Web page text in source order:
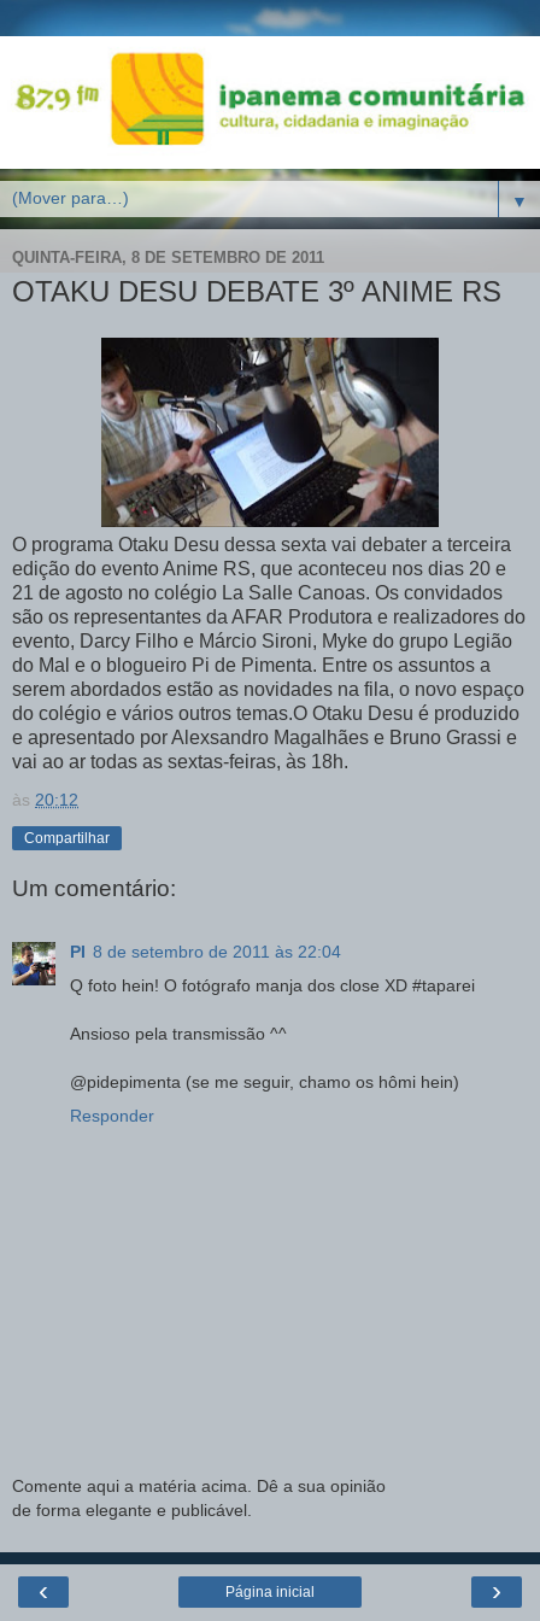
▼
QUINTA-FEIRA, 8 DE SETEMBRO DE 2011
OTAKU DESU DEBATE 3º ANIME RS
O programa Otaku Desu dessa sexta vai debater a terceira
edição do evento Anime RS, que aconteceu nos dias 20 e
21 de agosto no colégio La Salle Canoas. Os convidados
são os representantes da AFAR Produtora e realizadores do
evento, Darcy Filho e Márcio Sironi, Myke do grupo Legião
do Mal e o blogueiro Pi de Pimenta. Entre os assuntos a
serem abordados estão as novidades na fila, o novo espaço
do colégio e vários outros temas.O Otaku Desu é produzido
e apresentado por Alexsandro Magalhães e Bruno Grassi e
vai ao ar todas as sextas-feiras, às 18h.
às 20:12
Compartilhar
Um comentário:
PI 8 de setembro de 2011 às 22:04
Q foto hein! O fotógrafo manja dos close XD #taparei
Ansioso pela transmissão ^^
@pidepimenta (se me seguir, chamo os hômi hein)
Responder
Comente aqui a matéria acima. Dê a sua opinião
de forma elegante e publicável.
‹ ›
Página inicial